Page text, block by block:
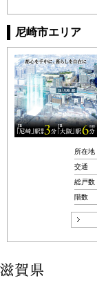
尼崎市エリア
所在地
交通
総戸数
階数